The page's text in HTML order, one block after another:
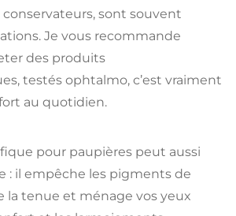
sont souvent
Je vous recommande
des produits
testés ophtalmo, c’est vraiment
au quotidien.
pour paupières peut aussi
: il empêche les pigments de
la tenue et ménage vos yeux